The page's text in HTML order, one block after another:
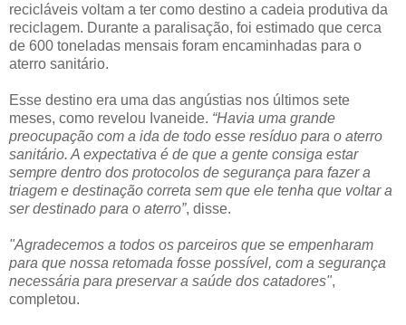
recicláveis voltam a ter como destino a cadeia produtiva da
reciclagem. Durante a paralisação, foi estimado que cerca
de 600 toneladas mensais foram encaminhadas para o
aterro sanitário.
Esse destino era uma das angústias nos últimos sete
meses, como revelou Ivaneide. “Havia uma grande
preocupação com a ida de todo esse resíduo para o aterro
sanitário. A expectativa é de que a gente consiga estar
sempre dentro dos protocolos de segurança para fazer a
triagem e destinação correta sem que ele tenha que voltar a
ser destinado para o aterro”, disse.
"Agradecemos a todos os parceiros que se empenharam
para que nossa retomada fosse possível, com a segurança
necessária para preservar a saúde dos catadores",
completou.